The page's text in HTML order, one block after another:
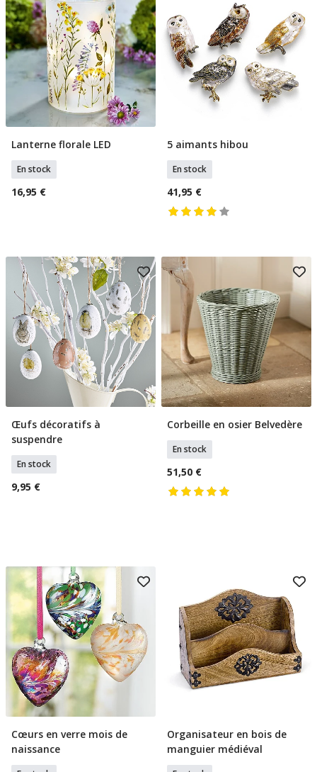
Ajouter Au Panier
Lanterne florale LED
En stock
16,95 €
Ajouter Au Panier
5 aimants hibou
En stock
41,95 €
Ajouter Au Panier
Œufs décoratifs à
suspendre
En stock
9,95 €
Ajouter Au Panier
Corbeille en osier Belvedère
En stock
51,50 €
Ajouter Au Panier
Cœurs en verre mois de
naissance
Ajouter Au Panier
Organisateur en bois de
manguier médiéval